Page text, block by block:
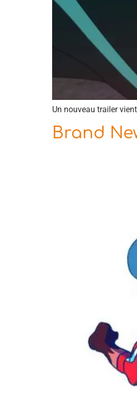
Un nouveau trailer
Brand